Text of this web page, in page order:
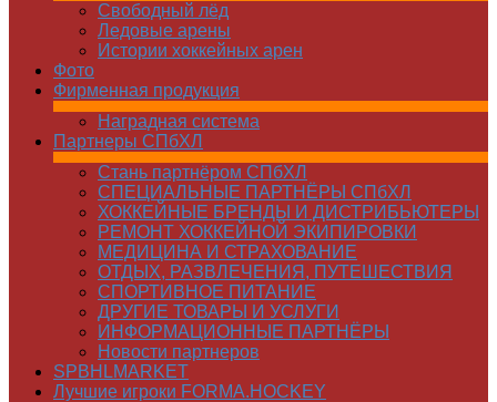
Свободный лёд
Ледовые арены
Истории хоккейных арен
Фото
Фирменная продукция
Наградная система
Партнеры СПбХЛ
Стань партнёром СПбХЛ
СПЕЦИАЛЬНЫЕ ПАРТНЁРЫ СПбХЛ
ХОККЕЙНЫЕ БРЕНДЫ И ДИСТРИБЬЮТЕРЫ
РЕМОНТ ХОККЕЙНОЙ ЭКИПИРОВКИ
МЕДИЦИНА И СТРАХОВАНИЕ
ОТДЫХ, РАЗВЛЕЧЕНИЯ, ПУТЕШЕСТВИЯ
СПОРТИВНОЕ ПИТАНИЕ
ДРУГИЕ ТОВАРЫ И УСЛУГИ
ИНФОРМАЦИОННЫЕ ПАРТНЁРЫ
Новости партнеров
SPBHLMARKET
Лучшие игроки FORMA.HOCKEY